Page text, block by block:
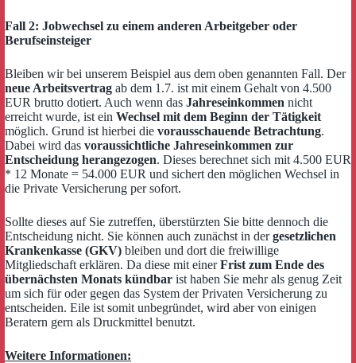
Fall 2: Jobwechsel zu einem anderen Arbeitgeber oder
Berufseinsteiger
Bleiben wir bei unserem Beispiel aus dem oben genannten Fall. Der
neue Arbeitsvertrag ab dem 1.7. ist mit einem Gehalt von 4.500
EUR brutto dotiert. Auch wenn das Jahreseinkommen nicht
erreicht wurde, ist ein Wechsel mit dem Beginn der Tätigkeit
möglich. Grund ist hierbei die vorausschauende Betrachtung.
Dabei wird das voraussichtliche Jahreseinkommen zur
Entscheidung herangezogen. Dieses berechnet sich mit 4.500 EUR
* 12 Monate = 54.000 EUR und sichert den möglichen Wechsel in
die Private Versicherung per sofort.
Sollte dieses auf Sie zutreffen, überstürzten Sie bitte dennoch die
Entscheidung nicht. Sie können auch zunächst in dergesetzlichen
Krankenkasse (GKV) bleiben und dort die freiwillige
Mitgliedschaft erklären. Da diese mit einerFrist zum Ende des
übernächsten Monats kündbar ist haben Sie mehr als genug Zeit
um sich für oder gegen das System der Privaten Versicherung zu
entscheiden. Eile ist somit unbegründet, wird aber von einigen
Beratern gern als Druckmittel benutzt.
Weitere Informationen: